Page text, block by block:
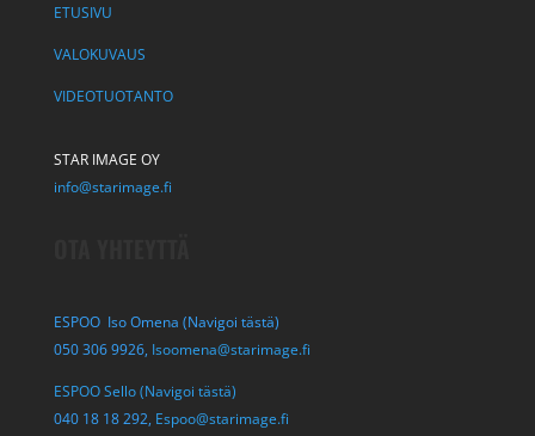
ETUSIVU
VALOKUVAUS
VIDEOTUOTANTO
STAR IMAGE OY
info@starimage.fi
ESPOO Iso Omena (Navigoi tästä)
050 306 9926, Isoomena@starimage.fi
ESPOO Sello (Navigoi tästä)
040 18 18 292, Espoo@starimage.fi